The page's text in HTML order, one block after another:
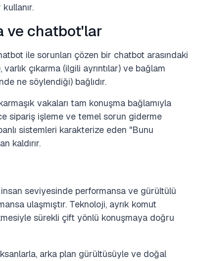
ve chatbot'lar
ile sorunları çözen bir chatbot arasındaki
çıkarma (ilgili ayrıntılar) ve bağlam
ne söylendiği) bağlıdır.
vakaları tam konuşma bağlamıyla
sipariş işleme ve temel sorun giderme
sistemleri karakterize eden "Bunu
kaldırır.
seviyesinde performansa ve gürültülü
ulaşmıştır. Teknoloji, ayrık komut
sürekli çift yönlü konuşmaya doğru
arka plan gürültüsüyle ve doğal